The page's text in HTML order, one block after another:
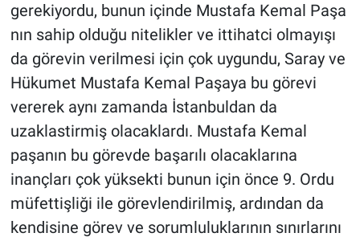
gerekiyordu, bunun içinde Mustafa Kemal Paşa
nın sahip olduğu nitelikler ve ittihatci olmayışı
da görevin verilmesi için çok uygundu, Saray ve
Hükumet Mustafa Kemal Paşaya bu görevi
vererek aynı zamanda İstanbuldan da
uzaklastirmiş olacaklardı. Mustafa Kemal
paşanın bu görevde başarılı olacaklarına
inançları çok yüksekti bunun için önce 9. Ordu
müfettişliği ile görevlendirilmiş, ardından da
kendisine görev ve sorumluluklarının sınırlarını